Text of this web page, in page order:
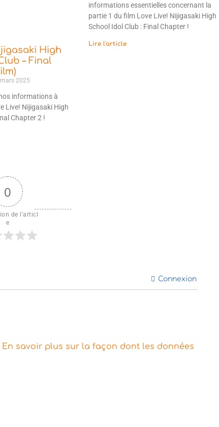
High
– Final
2025
informations à
Live! Nijigasaki High
Chapter 2 !
informations essentielles concernant la
partie 1 du film Love Live! Nijigasaki High
School Idol Club : Final Chapter !
Lire l'article
0
de l'articl
e
Connexion
En savoir plus sur la façon dont les données